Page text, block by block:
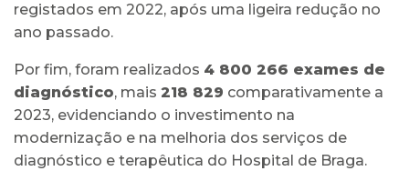
registados em 2022, após uma ligeira redução no
ano passado.
Por fim, foram realizados 4 800 266 exames de
diagnóstico, mais 218 829 comparativamente a
2023, evidenciando o investimento na
modernização e na melhoria dos serviços de
diagnóstico e terapêutica do Hospital de Braga.